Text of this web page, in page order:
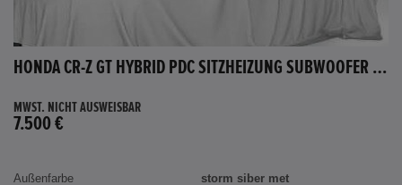
HONDA CR-Z GT HYBRID PDC SITZHEIZUNG SUBWOOFER BLUETOOTH
MWST. NICHT AUSWEISBAR
7.500 €
Außenfarbe
storm siber met